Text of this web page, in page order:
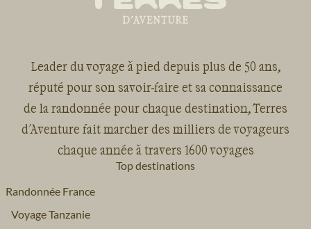
Leader du voyage à pied depuis plus de 50 ans,
réputé pour son savoir-faire et sa connaissance
de la randonnée pour chaque destination, Terres
d'Aventure fait marcher des milliers de voyageurs
chaque année à travers 1600 voyages
Top destinations
Randonnée France
Voyage Tanzanie